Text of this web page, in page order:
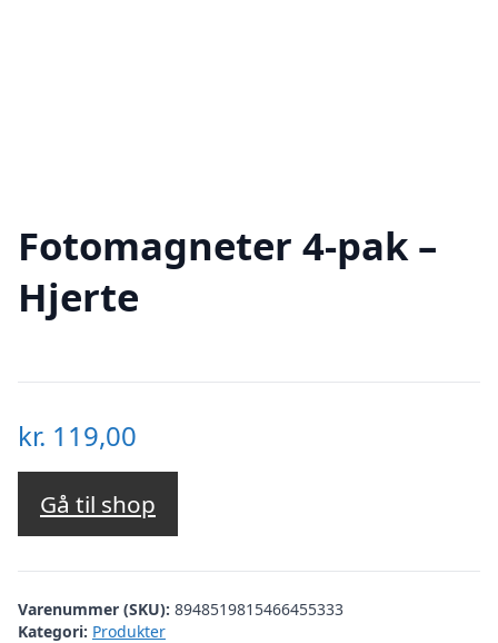
Fotomagneter 4-pak –
Hjerte
kr. 119,00
Gå til shop
Varenummer (SKU): 8948519815466455333
Kategori: Produkter